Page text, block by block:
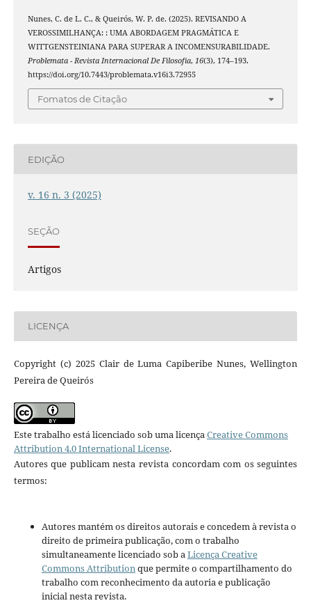
Nunes, C. de L. C., & Queirós, W. P. de. (2025). REVISANDO A
VEROSSIMILHANÇA: : UMA ABORDAGEM PRAGMÁTICA E
WITTGENSTEINIANA PARA SUPERAR A INCOMENSURABILIDADE.
Problemata - Revista Internacional De Filosofia, 16(3), 174–193.
https://doi.org/10.7443/problemata.v16i3.72955
Fomatos de Citação
EDIÇÃO
v. 16 n. 3 (2025)
SEÇÃO
Artigos
LICENÇA
Copyright (c) 2025 Clair de Luma Capiberibe Nunes, Wellington
Pereira de Queirós
Este trabalho está licenciado sob uma licença Creative Commons
Attribution 4.0 International License.
Autores que publicam nesta revista concordam com os seguintes
termos:
Autores mantém os direitos autorais e concedem à revista o
direito de primeira publicação, com o trabalho
simultaneamente licenciado sob a Licença Creative
Commons Attribution que permite o compartilhamento do
trabalho com reconhecimento da autoria e publicação
inicial nesta revista.